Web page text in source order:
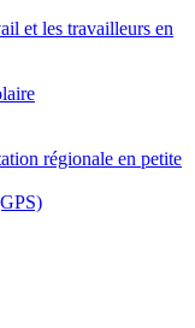
et les travailleurs en
régionale en petite